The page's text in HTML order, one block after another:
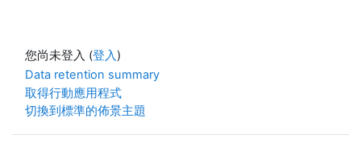
您尚未登入 (登入)
Data retention summary
取得行動應用程式
切換到標準的佈景主題